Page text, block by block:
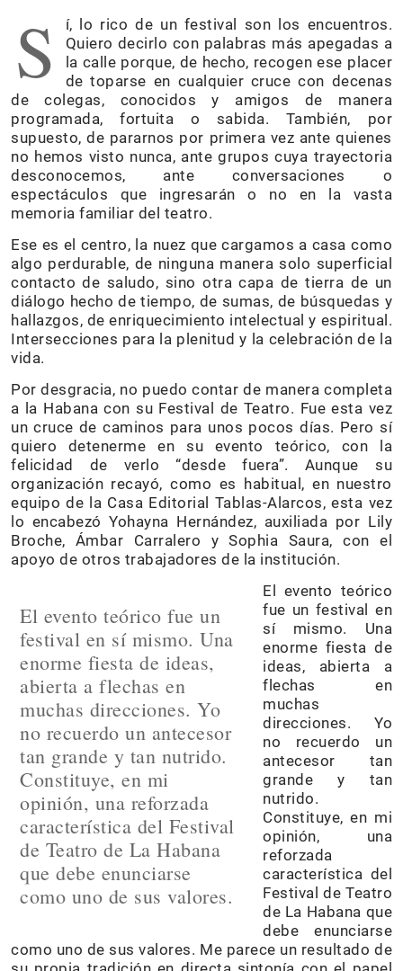
S
í, lo rico de un festival son los encuentros.
Quiero decirlo con palabras más apegadas a
la calle porque, de hecho, recogen ese placer
de toparse en cualquier cruce con decenas
de colegas, conocidos y amigos de manera
programada, fortuita o sabida. También, por
supuesto, de pararnos por primera vez ante quienes
no hemos visto nunca, ante grupos cuya trayectoria
desconocemos, ante conversaciones o
espectáculos que ingresarán o no en la vasta
memoria familiar del teatro.
Ese es el centro, la nuez que cargamos a casa como
algo perdurable, de ninguna manera solo superficial
contacto de saludo, sino otra capa de tierra de un
diálogo hecho de tiempo, de sumas, de búsquedas y
hallazgos, de enriquecimiento intelectual y espiritual.
Intersecciones para la plenitud y la celebración de la
vida.
Por desgracia, no puedo contar de manera completa
a la Habana con su Festival de Teatro. Fue esta vez
un cruce de caminos para unos pocos días. Pero sí
quiero detenerme en su evento teórico, con la
felicidad de verlo “desde fuera”. Aunque su
organización recayó, como es habitual, en nuestro
equipo de la Casa Editorial Tablas-Alarcos, esta vez
lo encabezó Yohayna Hernández, auxiliada por Lily
Broche, Ámbar Carralero y Sophia Saura, con el
apoyo de otros trabajadores de la institución.
El evento teórico fue un
festival en sí mismo. Una
enorme fiesta de ideas,
abierta a flechas en
muchas direcciones. Yo
no recuerdo un antecesor
tan grande y tan nutrido.
Constituye, en mi
opinión, una reforzada
característica del Festival
de Teatro de La Habana
que debe enunciarse
como uno de sus valores.
El evento teórico
fue un festival en
sí mismo. Una
enorme fiesta de
ideas, abierta a
flechas en
muchas
direcciones. Yo
no recuerdo un
antecesor tan
grande y tan
nutrido.
Constituye, en mi
opinión, una
reforzada
característica del
Festival de Teatro
de La Habana que
debe enunciarse
como uno de sus valores. Me parece un resultado de